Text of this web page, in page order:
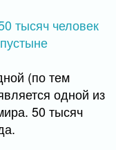
(по тем
одной из
50 тысяч